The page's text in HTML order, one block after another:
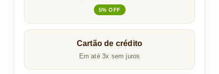
5% OFF
Cartão de crédito
Em até 3x sem juros